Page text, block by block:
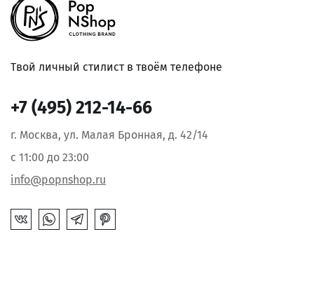
Твой личный стилист в твоём телефоне
+7 (495) 212-14-66
г. Москва, ул. Малая Бронная, д. 42/14
с 11:00 до 23:00
info@popnshop.ru